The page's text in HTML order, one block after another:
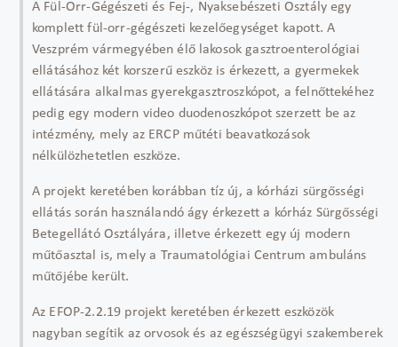
A Fül-Orr-Gégészeti és Fej-, Nyaksebészeti Osztály egy
komplett fül-orr-gégészeti kezelőegységet kapott. A
Veszprém vármegyében élő lakosok gasztroenterológiai
ellátásához két korszerű eszköz is érkezett, a gyermekek
ellátására alkalmas gyerekgasztroszkópot, a felnőttekéhez
pedig egy modern video duodenoszkópot szerzett be az
intézmény, mely az ERCP műtéti beavatkozások
nélkülözhetetlen eszköze.
A projekt keretében korábban tíz új, a kórházi sürgősségi
ellátás során használandó ágy érkezett a kórház Sürgősségi
Betegellátó Osztályára, illetve érkezett egy új modern
műtőasztal is, mely a Traumatológiai Centrum ambuláns
műtőjébe került.
Az EFOP-2.2.19 projekt keretében érkezett eszközök
nagyban segítik az orvosok és az egészségügyi szakemberek